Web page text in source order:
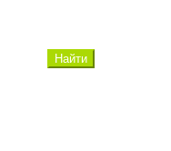
Найти